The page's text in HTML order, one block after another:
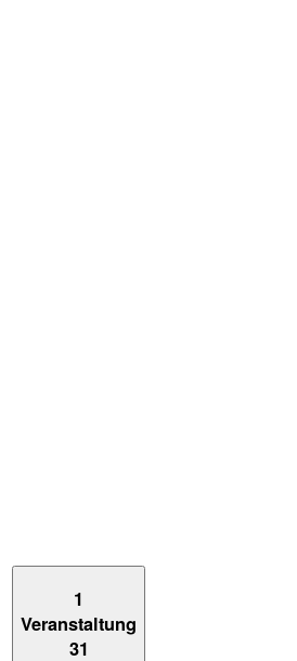
1
Veranstaltung
31